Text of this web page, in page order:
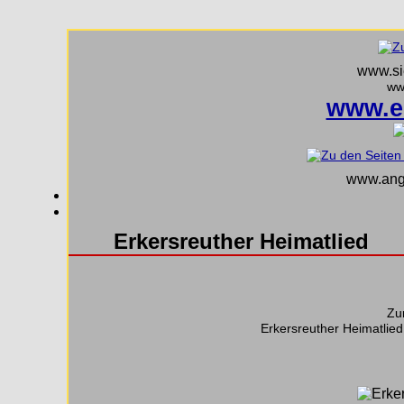
Erkersreuther Heimatlied
Erkersreuther